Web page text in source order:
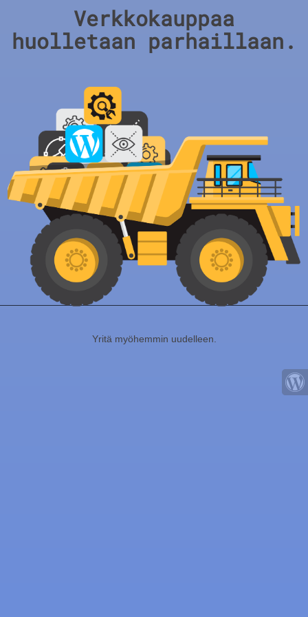
Verkkokauppaa
huolletaan parhaillaan.
Yritä myöhemmin uudelleen.